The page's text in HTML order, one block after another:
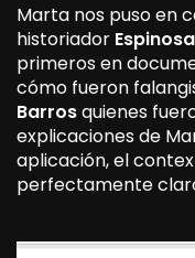
Marta nos puso en
historiador
primeros en
cómo fueron
Barrosquienes
explicaciones de
aplicación, el
perfectamente